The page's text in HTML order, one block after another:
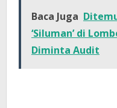
Baca Juga
‘Siluman’ di
Diminta Audit